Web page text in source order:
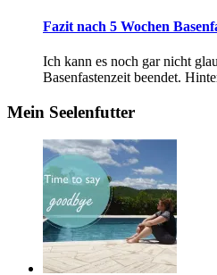
Fazit nach 5 Wochen
Ich kann es noch gar nicht
Basenfastenzeit beendet.
Mein Seelenfutter